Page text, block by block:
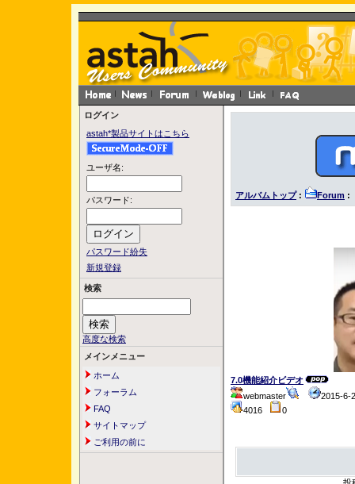
ログイン
astah*製品サイトはこちら
ユーザ名:
パスワード:
パスワード紛失
新規登録
検索
高度な検索
メインメニュー
ホーム
フォーラム
FAQ
サイトマップ
ご利用の前に
アルバムトップ: Forum :
7.0機能紹介ビデオ
webmaster
2015-
4016
0